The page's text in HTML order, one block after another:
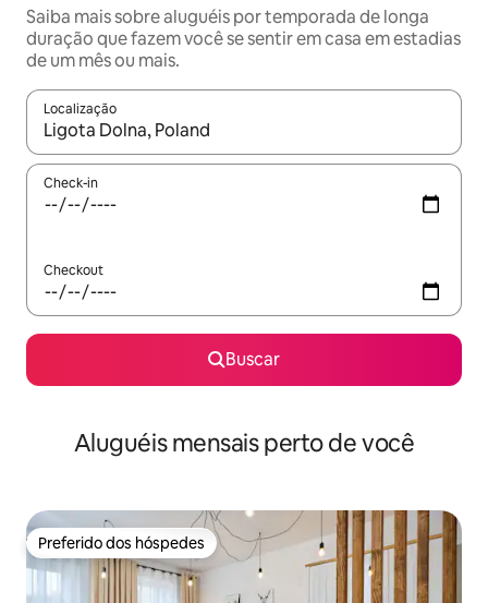
Saiba mais sobre aluguéis por temporada de longa
duração que fazem você se sentir em casa em estadias
de um mês ou mais.
Localização
Quando os resultados estiverem disponíveis, explore-os
Check-in
Checkout
Buscar
Aluguéis mensais perto de você
Preferido dos hóspedes
Preferido dos hóspedes